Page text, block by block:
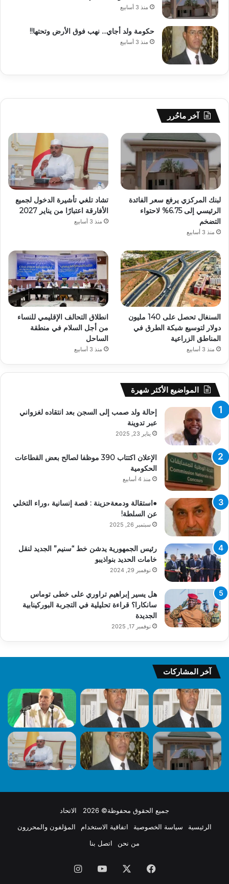
منذ 3 أسابيع
حكومة ولد أجاي… نهب فوق الأرض وتحتها!!
منذ 3 أسابيع
آخر ماحُرر
لبنك المركزي يرفع سعر الفائدة
الرئيسي إلى 6.75% لاحتواء
التضخم
منذ 3 أسابيع
تشاد تلغي تأشيرة الدخول لجميع
الأفارقة اعتبارًا من يناير 2027
منذ 3 أسابيع
السنغال تحصل على 140 مليون
دولار لتوسيع شبكة الطرق في
المناطق الزراعية
منذ 3 أسابيع
انطلاق التحالف الإقليمي للنساء
من أجل السلام في منطقة
الساحل
منذ 3 أسابيع
المواضيع الأكثر شهرة
إحالة ولد صمب إلى السجن بعد انتقاده لغزواني
عبر تدوينة
يناير 23, 2025
الإعلان اكتتاب 390 موظفا لصالح بعض القطاعات
الحكومية
منذ 4 أسابيع
●استقالة ودمعةحزينة : قصة إنسانية ،وراء التخلي
عن السلطة!
سبتمبر 26, 2025
رئيس الجمهورية يدشن خط “سنيم” الجديد لنقل
خامات الحديد بنواذيبو
نوفمبر 29, 2024
هل يسير إبراهيم تراوري على خطى توماس
سانكارا؟ قراءة تحليلية في التجربة البوركينابية
الجديدة
نوفمبر 17, 2025
آخر المشاركات
جميع الحقوق محفوظة© 2026 الاتحاد
الرئيسية
سياسة الخصوصية اتفاقية الاستخدام
المؤلفون والمحررون
من نحن
اتصل بنا
فيسبوك يوتيوبانستقرام